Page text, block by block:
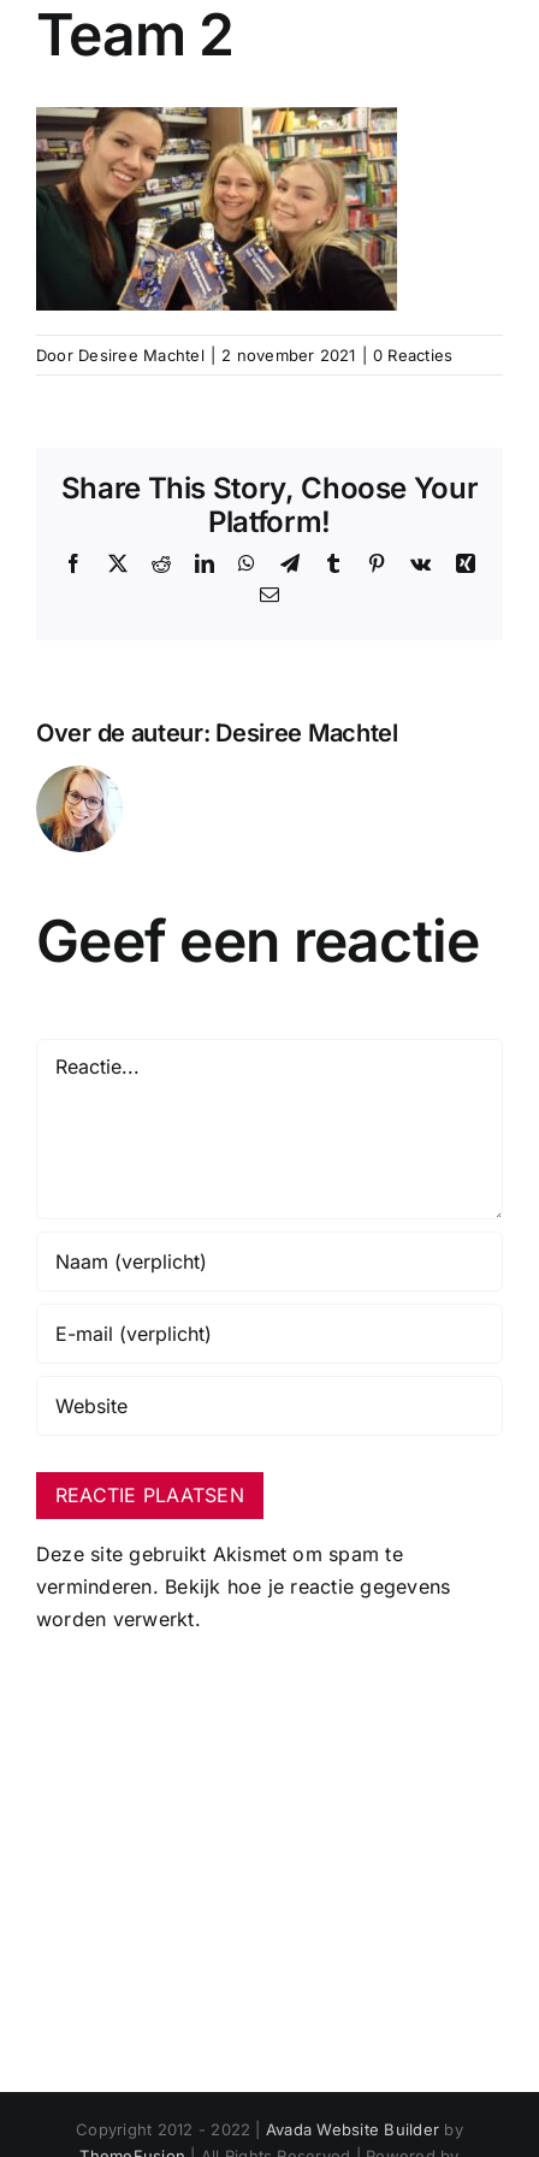
Team 2
Door Desiree Machtel 2 november 2021 0 Reacties
Share This Story, Choose Your
Platform!
Facebook
X RedditLinkedInWhatsApp
TelegramTumblr Pinterest
Vk
Xing
E-
Over de auteur: Desiree Machtel
Geef een reactie
Reactie
Deze site gebruikt Akismet om spam te
verminderen. Bekijk hoe je reactie gegevens
worden verwerkt.
Copyright 2012 - 2022 | Avada Website Builder by